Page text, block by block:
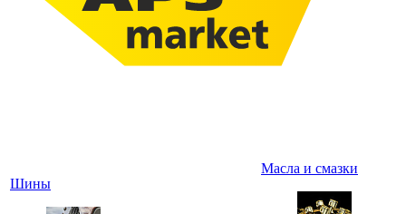
Шины
Масла и смазки